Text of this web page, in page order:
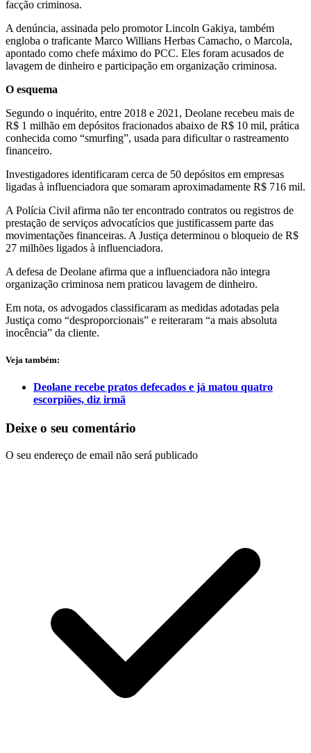
facção criminosa.
A denúncia, assinada pelo promotor Lincoln Gakiya, também
engloba o traficante Marco Willians Herbas Camacho, o Marcola,
apontado como chefe máximo do PCC. Eles foram acusados de
lavagem de dinheiro e participação em organização criminosa.
O esquema
Segundo o inquérito, entre 2018 e 2021, Deolane recebeu mais de
R$ 1 milhão em depósitos fracionados abaixo de R$ 10 mil, prática
conhecida como “smurfing”, usada para dificultar o rastreamento
financeiro.
Investigadores identificaram cerca de 50 depósitos em empresas
ligadas à influenciadora que somaram aproximadamente R$ 716 mil.
A Polícia Civil afirma não ter encontrado contratos ou registros de
prestação de serviços advocatícios que justificassem parte das
movimentações financeiras. A Justiça determinou o bloqueio de R$
27 milhões ligados à influenciadora.
A defesa de Deolane afirma que a influenciadora não integra
organização criminosa nem praticou lavagem de dinheiro.
Em nota, os advogados classificaram as medidas adotadas pela
Justiça como “desproporcionais” e reiteraram “a mais absoluta
inocência” da cliente.
Veja também:
Deolane recebe pratos defecados e já matou quatro
escorpiões, diz irmã
Deixe o seu comentário
O seu endereço de email não será publicado